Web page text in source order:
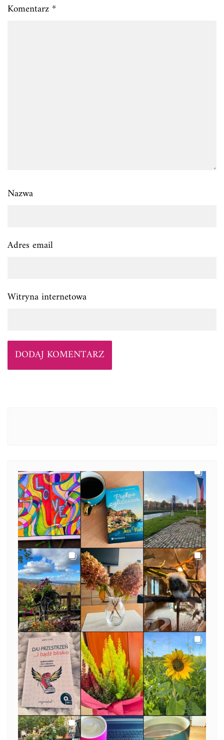
Komentarz*
Nazwa
Adres email
Witryna internetowa